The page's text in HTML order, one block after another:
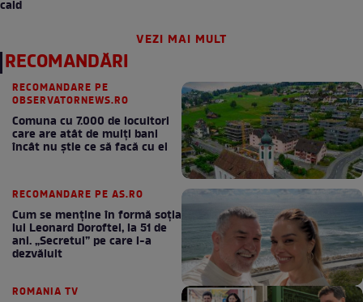
cald
VEZI MAI MULT
RECOMANDĂRI
RECOMANDARE PE
OBSERVATORNEWS.RO
Comuna cu 7.000 de locuitori
care are atât de mulți bani
încât nu știe ce să facă cu ei
RECOMANDARE PE AS.RO
Cum se menţine în formă soţia
lui Leonard Doroftei, la 51 de
ani. „Secretul” pe care l-a
dezvăluit
ROMANIA TV